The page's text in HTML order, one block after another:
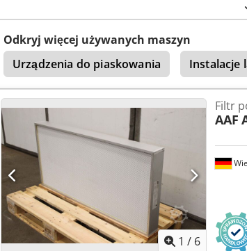
Odkryj więcej używanych maszyn
Urządzenia do piaskowania
Instalacje
1 / 6
Filtr
AAF